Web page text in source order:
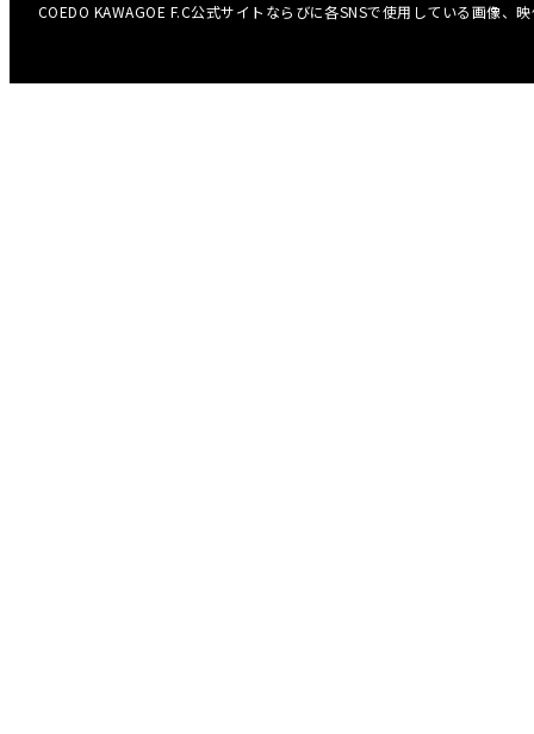
COEDO KAWAGOE F.C公式サイトならびに各SNSで使用している画像、